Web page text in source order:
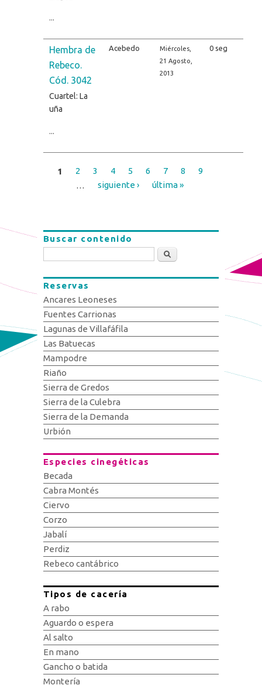
Hembra de
Rebeco.
Cód. 3042
Cuartel: La
uña
Acebedo
Miércoles,
21 Agosto,
2013
0 seg
Páginas
1 2 3 4 5 6 7 8
9
…
siguiente › última »
Buscar contenido
Buscar
Reservas
Ancares Leoneses
Fuentes Carrionas
Lagunas de Villafáfila
Las Batuecas
Mampodre
Riaño
Sierra de Gredos
Sierra de la Culebra
Sierra de la Demanda
Urbión
Especies cinegéticas
Becada
Cabra Montés
Ciervo
Corzo
Jabalí
Perdiz
Rebeco cantábrico
Tipos de cacería
A rabo
Aguardo o espera
Al salto
En mano
Gancho o batida
Montería